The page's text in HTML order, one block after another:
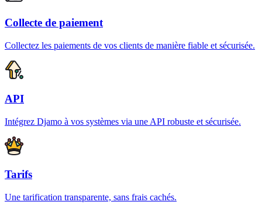
Collecte de paiement
Collectez les paiements de vos clients de manière fiable et sécurisée.
API
Intégrez Djamo à vos systèmes via une API robuste et sécurisée.
Tarifs
Une tarification transparente, sans frais cachés.